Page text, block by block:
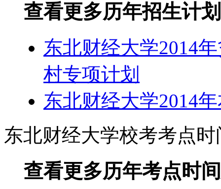
查看更多历年招生计划
东北财经大学2014
村专项计划
东北财经大学2014
东北财经大学校考考点时
查看更多历年考点时